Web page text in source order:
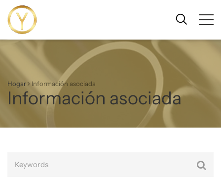
Hogar Información asociada
Información asociada